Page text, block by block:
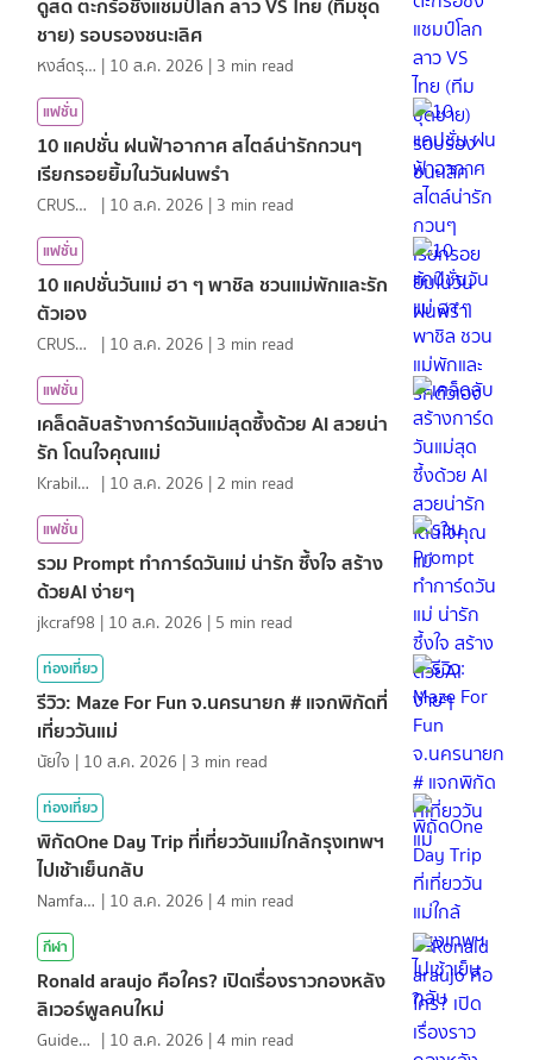
ชาย) รอบรองชนะเลิศ
หงส์ดรุณ | 10 ส.ค. 2026 | 3 min read
แฟชั่น
10 แคปชั่น ฝนฟ้าอากาศ สไตล์น่ารักกวนๆ
เรียกรอยยิ้มในวันฝนพรำ
CRUSHที่แปลว่าแอบชอบ | 10 ส.ค. 2026 | 3 min read
แฟชั่น
10 แคปชั่นวันแม่ ฮา ๆ พาชิล ชวนแม่พักและรัก
ตัวเอง
CRUSHที่แปลว่าแอบชอบ | 10 ส.ค. 2026 | 3 min read
แฟชั่น
เคล็ดลับสร้างการ์ดวันแม่สุดซึ้งด้วย AI สวยน่า
รัก โดนใจคุณแม่
KrabiInsight | 10 ส.ค. 2026 | 2 min read
แฟชั่น
รวม Prompt ทำการ์ดวันแม่ น่ารัก ซึ้งใจ สร้าง
ด้วยAI ง่ายๆ
jkcraf98 | 10 ส.ค. 2026 | 5 min read
ท่องเที่ยว
รีวิว: Maze For Fun จ.นครนายก # แจกพิกัดที่
เที่ยววันแม่
นัยใจ | 10 ส.ค. 2026 | 3 min read
ท่องเที่ยว
พิกัดOne Day Trip ที่เที่ยววันแม่ใกล้กรุงเทพฯ
ไปเช้าเย็นกลับ
NamfahPhupha | 10 ส.ค. 2026 |4 min read
กีฬา
Ronald araujo คือใคร? เปิดเรื่องราวกองหลัง
ลิเวอร์พูลคนใหม่
GuideKop | 10 ส.ค. 2026 |4 min read